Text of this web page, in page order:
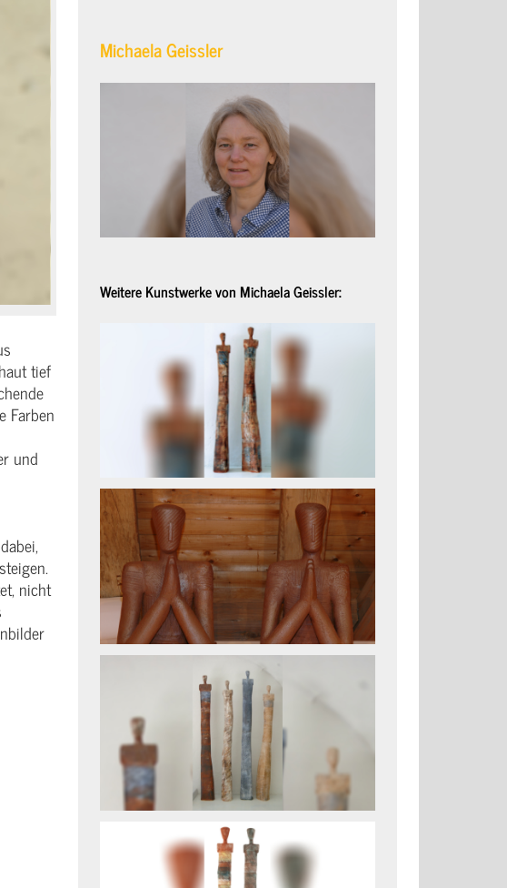
tief
Farben
und
nicht
Michaela Geissler
Weitere Kunstwerke von Michaela Geissler: